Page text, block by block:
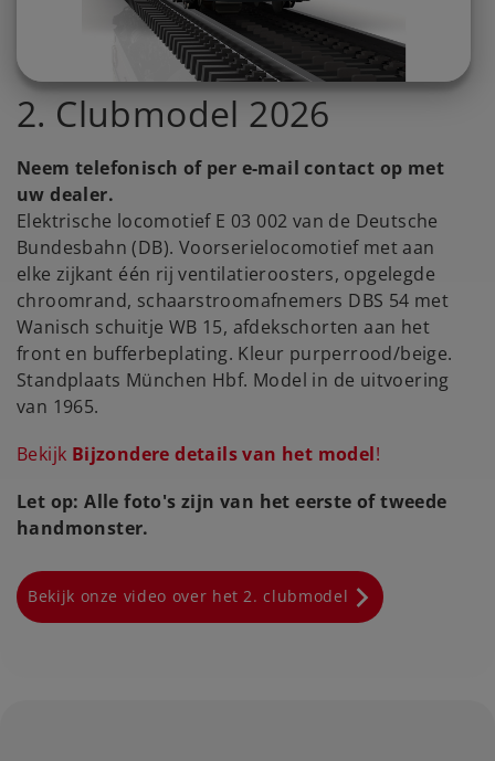
2. Clubmodel 2026
Neem telefonisch of per e-mail contact op met
uw dealer.
Elektrische locomotief E 03 002 van de Deutsche
Bundesbahn (DB). Voorserielocomotief met aan
elke zijkant één rij ventilatieroosters, opgelegde
chroomrand, schaarstroomafnemers DBS 54 met
Wanisch schuitje WB 15, afdekschorten aan het
front en bufferbeplating. Kleur purperrood/beige.
Standplaats München Hbf. Model in de uitvoering
van 1965.
Bekijk Bijzondere details van het model!
Let op: Alle foto's zijn van het eerste of tweede
handmonster.
Bekijk onze video over het 2. clubmodel